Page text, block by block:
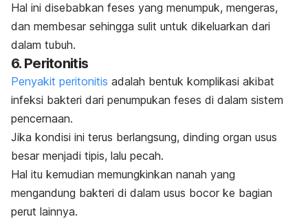
Hal ini disebabkan feses yang menumpuk, mengeras,
dan membesar sehingga sulit untuk dikeluarkan dari
dalam tubuh.
6. Peritonitis
Penyakit peritonitis adalah bentuk komplikasi akibat
infeksi bakteri dari penumpukan feses di dalam sistem
pencernaan.
Jika kondisi ini terus berlangsung, dinding organ usus
besar menjadi tipis, lalu pecah.
Hal itu kemudian memungkinkan nanah yang
mengandung bakteri di dalam usus bocor ke bagian
perut lainnya.